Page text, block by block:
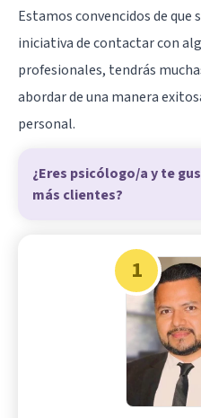
Estamos convencidos de
iniciativa de contactar con
profesionales, tendrás
abordar de una manera
personal.
¿Eres psicólogo/a y te
más clientes?
1